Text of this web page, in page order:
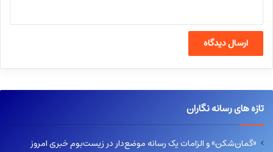
تازه های رسانه نگاران
«گمان‌شکن» و الزامات یک رسانه موضع‌دار در زیست‌بوم خبری امروز